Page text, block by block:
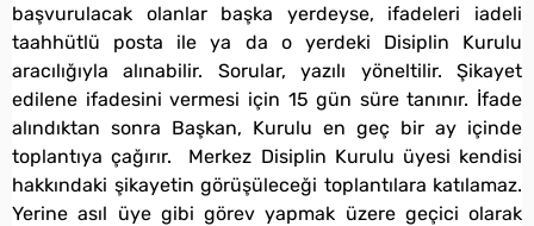
başvurulacak olanlar başka yerdeyse, ifadeleri iadeli
taahhütlü posta ile ya da o yerdeki Disiplin Kurulu
aracılığıyla alınabilir. Sorular, yazılı yöneltilir. Şikayet
edilene ifadesini vermesi için 15 gün süre tanınır. İfade
alındıktan sonra Başkan, Kurulu en geç bir ay içinde
toplantıya çağırır. Merkez Disiplin Kurulu üyesi kendisi
hakkındaki şikayetin görüşüleceği toplantılara katılamaz.
Yerine asıl üye gibi görev yapmak üzere geçici olarak